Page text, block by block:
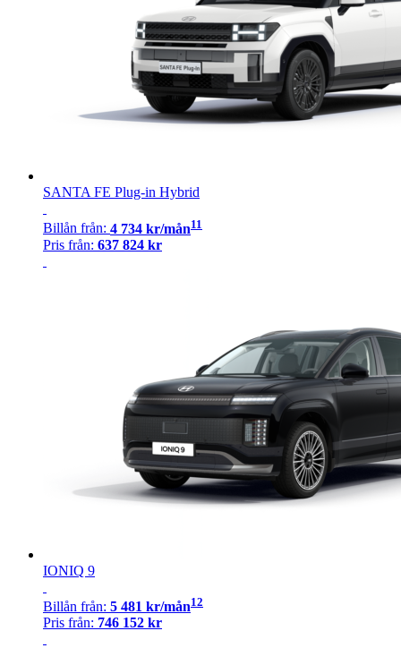
SANTA FE Plug-in Hybrid
Billån från: 4 734 kr/mån11
Pris från: 637 824 kr
IONIQ 9
Billån från: 5 481 kr/mån12
Pris från: 746 152 kr